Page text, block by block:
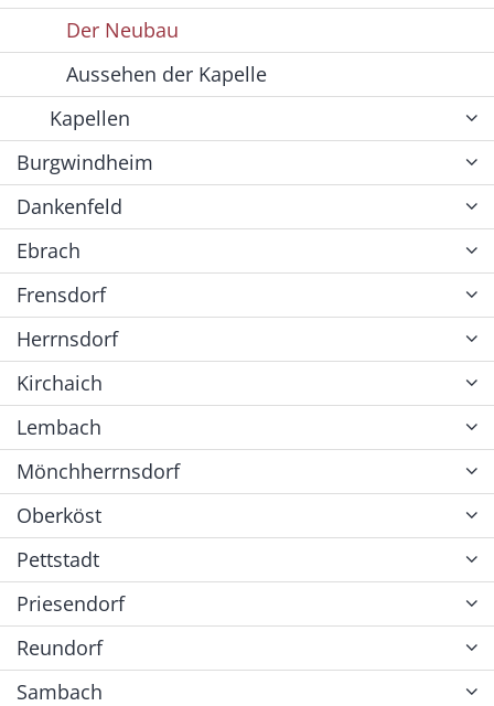
Der Neubau
Aussehen der Kapelle
Kapellen
Burgwindheim
Dankenfeld
Ebrach
Frensdorf
Herrnsdorf
Kirchaich
Lembach
Mönchherrnsdorf
Oberköst
Pettstadt
Priesendorf
Reundorf
Sambach